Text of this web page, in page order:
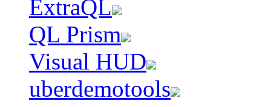
ExtraQL
QL Prism
Visual HUD
uberdemotools